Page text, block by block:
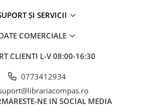
și non-
personală
ȘI SERVICII
COMERCIALE
CLIENTI L-V 08:00-16:30
0773412934
NE IN SOCIAL MEDIA